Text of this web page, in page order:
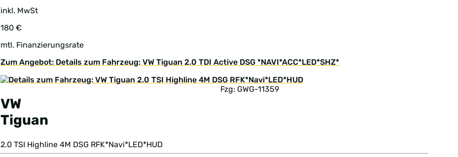
inkl. MwSt
180 €
mtl. Finanzierungsrate
Zum Angebot: Details zum Fahrzeug: VW Tiguan 2.0 TDI Active DSG *NAVI*ACC*LED*SHZ*
VW
Tiguan
Fzg: GWG-11359
2.0 TSI Highline 4M DSG RFK*Navi*LED*HUD